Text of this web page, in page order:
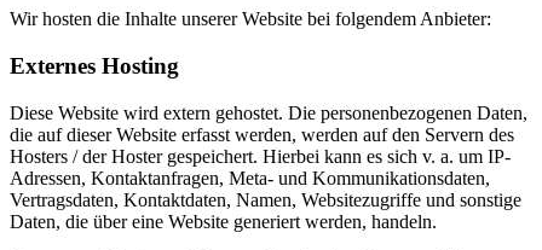
Wir hosten die Inhalte unserer Website bei folgendem Anbieter:
Externes Hosting
Diese Website wird extern gehostet. Die personenbezogenen Daten,
die auf dieser Website erfasst werden, werden auf den Servern des
Hosters / der Hoster gespeichert. Hierbei kann es sich v. a. um IP-
Adressen, Kontaktanfragen, Meta- und Kommunikationsdaten,
Vertragsdaten, Kontaktdaten, Namen, Websitezugriffe und sonstige
Daten, die über eine Website generiert werden, handeln.